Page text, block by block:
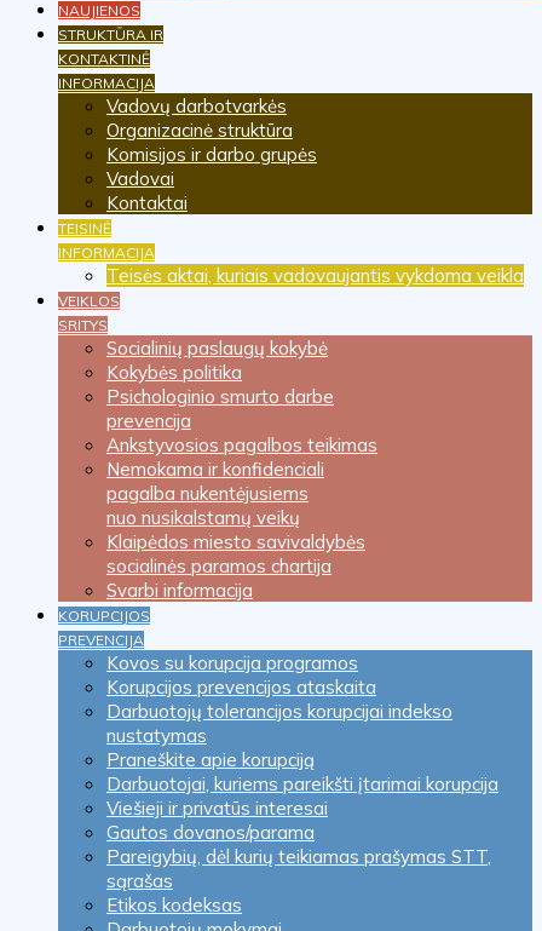
NAUJIENOS
STRUKTŪRA IR
KONTAKTINĖ
INFORMACIJA
Vadovų darbotvarkės
Organizacinė struktūra
Komisijos ir darbo grupės
Vadovai
Kontaktai
TEISINĖ
INFORMACIJA
Teisės aktai, kuriais vadovaujantis vykdoma veikla
VEIKLOS
SRITYS
Socialinių paslaugų kokybė
Kokybės politika
Psichologinio smurto darbe
prevencija
Ankstyvosios pagalbos teikimas
Nemokama ir konfidenciali
pagalba nukentėjusiems
nuo nusikalstamų veikų
Klaipėdos miesto savivaldybės
socialinės paramos chartija
Svarbi informacija
KORUPCIJOS
PREVENCIJA
Kovos su korupcija programos
Korupcijos prevencijos ataskaita
Darbuotojų tolerancijos korupcijai indekso
nustatymas
Praneškite apie korupciją
Darbuotojai, kuriems pareikšti įtarimai korupcija
Viešieji ir privatūs interesai
Gautos dovanos/parama
Pareigybių, dėl kurių teikiamas prašymas STT,
sąrašas
Etikos kodeksas